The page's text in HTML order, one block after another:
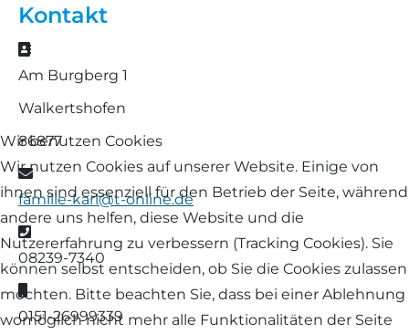
Kontakt
Adresse
Am Burgberg 1
Walkertshofen
86877
E-Mail
familie-karl@t-online.de
Telefon
08239-7340
Mobil
0151-26999339
Wir benutzen Cookies
Wir nutzen Cookies auf unserer Website. Einige von
ihnen sind essenziell für den Betrieb der Seite, während
andere uns helfen, diese Website und die
Nutzererfahrung zu verbessern (Tracking Cookies). Sie
können selbst entscheiden, ob Sie die Cookies zulassen
möchten. Bitte beachten Sie, dass bei einer Ablehnung
womöglich nicht mehr alle Funktionalitäten der Seite
Formulare/Download
Links Züchter-Internetseiten
Preisrichter in Bayern
Futtrationsrechner
Neueinsteiger
Fachberater in Bayern
Lineare Beurteilung Zahnstellung
Weißes Bergschaf
Landschaf
Rouge de Roussillon
Schwarzes Villnösser Schaf
Scottish Blackface
Shetland
Skudde